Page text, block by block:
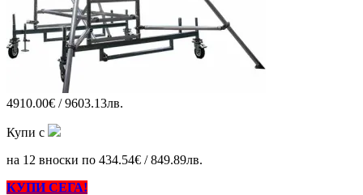
4910.00€ / 9603.13лв.
Купи с
на 12 вноски по 434.54€ / 849.89лв.
КУПИ СЕГА!